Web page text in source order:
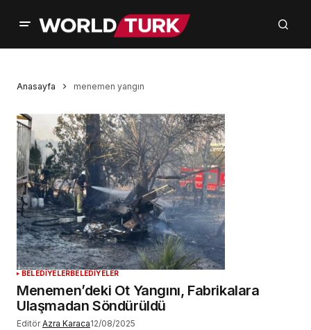
Anasayfa menemen yangın
BELEDİYELERBELEDİYELER
Menemen’deki Ot Yangını, Fabrikalara
Ulaşmadan Söndürüldü
Editör Azra Karaca12/08/2025